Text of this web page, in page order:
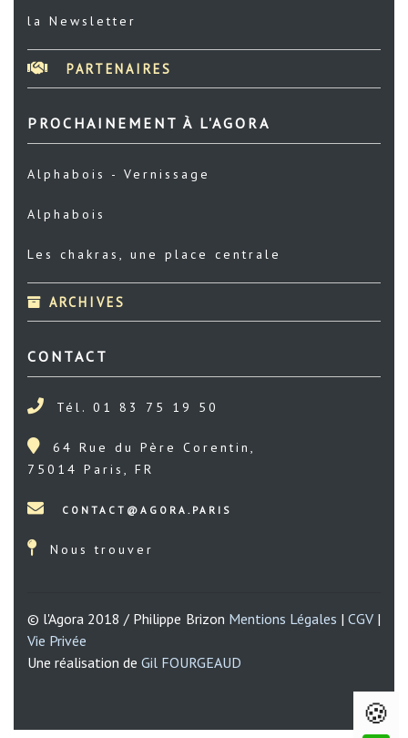
la Newsletter
PARTENAIRES
PROCHAINEMENT À L'AGORA
Alphabois - Vernissage
Alphabois
Les chakras, une place centrale
ARCHIVES
CONTACT
Tél. 01 83 75 19 50
64 Rue du Père Corentin,
75014 Paris, FR
Nous trouver
© l'Agora 2018 / Philippe Brizon Mentions Légales | CGV|
Vie Privée
Une réalisation de Gil FOURGEAUD
🍪